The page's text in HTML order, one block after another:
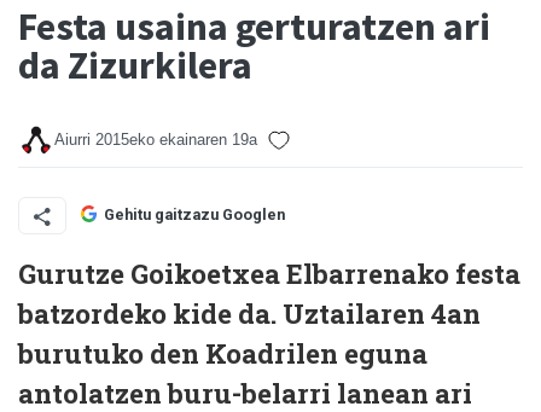
Festa usaina gerturatzen ari
da Zizurkilera
Aiurri 2015eko ekainaren 19a
Gehitu gaitzazu Googlen
Gurutze Goikoetxea Elbarrenako festa
batzordeko kide da. Uztailaren 4an
burutuko den Koadrilen eguna
antolatzen buru-belarri lanean ari